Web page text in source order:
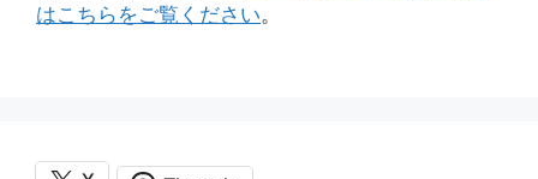
はこちらをご覧ください。